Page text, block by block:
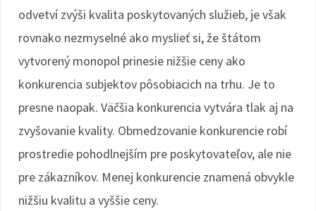
odvetví zvýši kvalita poskytovaných služieb, je však
rovnako nezmyselné ako myslieť si, že štátom
vytvorený monopol prinesie nižšie ceny ako
konkurencia subjektov pôsobiacich na trhu. Je to
presne naopak. Väčšia konkurencia vytvára tlak aj na
zvyšovanie kvality. Obmedzovanie konkurencie robí
prostredie pohodlnejším pre poskytovateľov, ale nie
pre zákazníkov. Menej konkurencie znamená obvykle
nižšiu kvalitu a vyššie ceny.